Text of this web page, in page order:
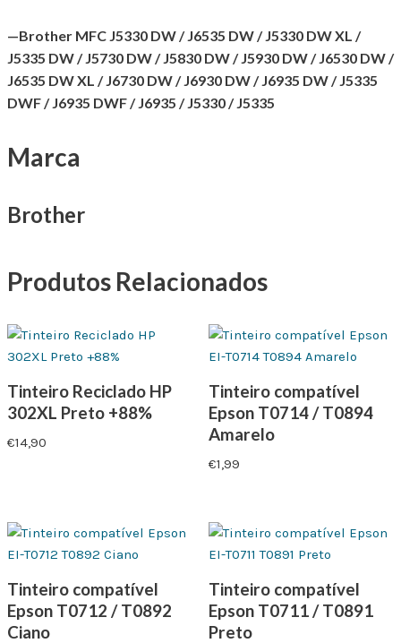
—Brother MFC J5330 DW / J6535 DW / J5330 DW XL /
J5335 DW / J5730 DW / J5830 DW / J5930 DW / J6530 DW /
J6535 DW XL / J6730 DW / J6930 DW / J6935 DW / J5335
DWF / J6935 DWF / J6935 / J5330 / J5335
Marca
Brother
Produtos Relacionados
Tinteiro Reciclado HP
302XL Preto +88%
€14,90
Tinteiro compatível
Epson T0714 / T0894
Amarelo
€1,99
Tinteiro compatível
Epson T0712 / T0892
Ciano
Tinteiro compatível
Epson T0711 / T0891
Preto